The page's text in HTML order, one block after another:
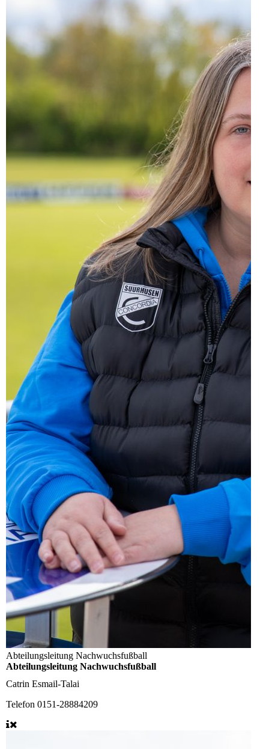
Abteilungsleitung Nachwuchsfußball
Abteilungsleitung Nachwuchsfußball
Catrin Esmail-Talai
Telefon 0151-28884209